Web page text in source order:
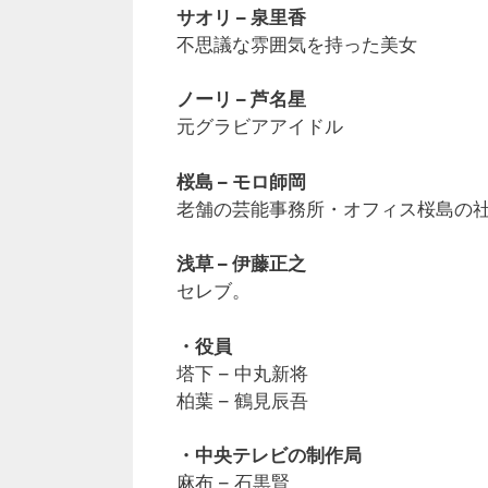
サオリ – 泉里香
不思議な雰囲気を持った美女
ノーリ – 芦名星
元グラビアアイドル
桜島 – モロ師岡
老舗の芸能事務所・オフィス桜島の
浅草 – 伊藤正之
セレブ。
・役員
塔下 – 中丸新将
柏葉 – 鶴見辰吾
・中央テレビの制作局
麻布 – 石黒賢